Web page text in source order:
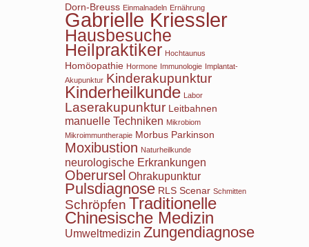
Dorn-Breuss Einmalnadeln Ernährung
Gabrielle Kriessler
Hausbesuche
Heilpraktiker Hochtaunus
Homöopathie Hormone Immunologie Implantat-
Akupunktur Kinderakupunktur
Kinderheilkunde Labor
Laserakupunktur Leitbahnen
manuelle Techniken Mikrobiom
Mikroimmuntherapie Morbus Parkinson
Moxibustion Naturheilkunde
neurologische Erkrankungen
Oberursel Ohrakupunktur
Pulsdiagnose RLS Scenar Schmitten
Schröpfen Traditionelle
Chinesische Medizin
Umweltmedizin Zungendiagnose